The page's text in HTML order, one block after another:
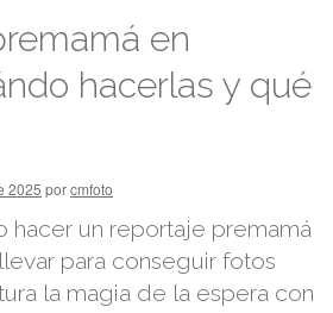
en
hacerlas y qué
2025 porcmfoto
hacer un reportaje premamá
para conseguir fotos
la magia de la espera con